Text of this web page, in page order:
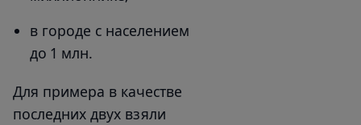
в городе с населением
до 1 млн.
Для примера в качестве
последних двух взяли